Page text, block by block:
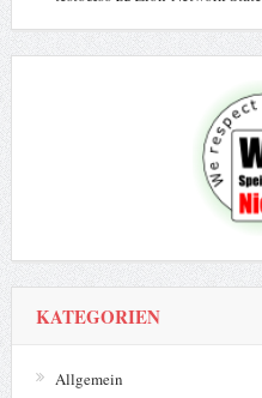
KATEGORIEN
Allgemein